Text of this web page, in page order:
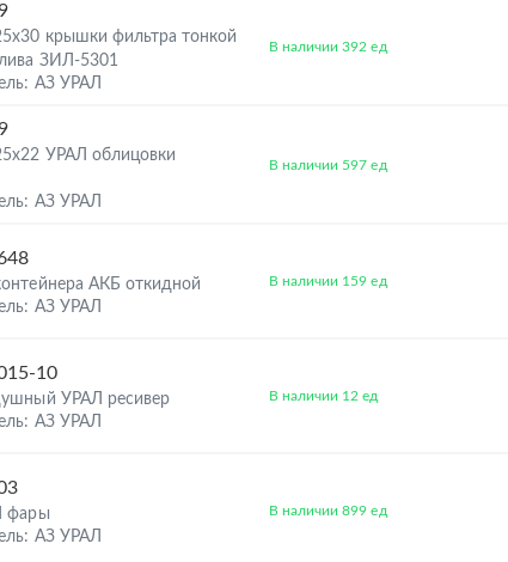
крышки фильтра тонкой
ЗИЛ-5301
АЗ УРАЛ
В наличии 392 ед
УРАЛ облицовки
АЗ УРАЛ
В наличии 597 ед
АКБ откидной
АЗ УРАЛ
В наличии 159 ед
10
УРАЛ ресивер
АЗ УРАЛ
В наличии 12 ед
фары
АЗ УРАЛ
В наличии 899 ед